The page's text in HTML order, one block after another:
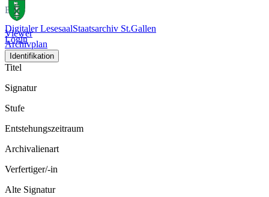
Digitaler LesesaalStaatsarchiv St.Gallen
Login
Bild
Viewer
Archivplan
Identifikation
Titel
Signatur
Stufe
Entstehungszeitraum
Archivalienart
Verfertiger/-in
Alte Signatur